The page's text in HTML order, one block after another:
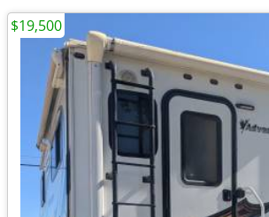
$19,500